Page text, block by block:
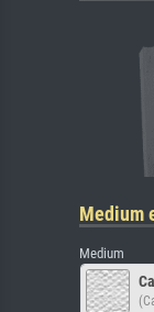
Medium
Medium